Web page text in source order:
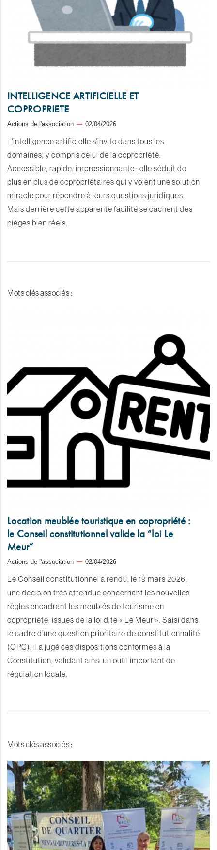
INTELLIGENCE ARTIFICIELLE ET
COPROPRIETE
Actions de l'association 02/04/2026
L'intelligence artificielle s'invite dans tous les
domaines, y compris celui de la copropriété.
Accessible, rapide, impressionnante : elle séduit de
plus en plus de copropriétaires qui y voient une solution
miracle pour répondre à leurs questions juridiques.
Mais derrière cette apparente facilité se cachent des
pièges bien réels.
Mots clés associés :
Location meublée touristique en copropriété :
le Conseil constitutionnel valide la “loi Le
Meur”
Actions de l'association 02/04/2026
Le Conseil constitutionnel a rendu, le 19 mars 2026,
une décision très attendue concernant les nouvelles
règles encadrant les meublés de tourisme en
copropriété, issues de la loi dite « Le Meur ». Saisi dans
le cadre d’une question prioritaire de constitutionnalité
(QPC), il a jugé ces dispositions conformes à la
Constitution, validant ainsi un outil important de
régulation locale.
Mots clés associés :